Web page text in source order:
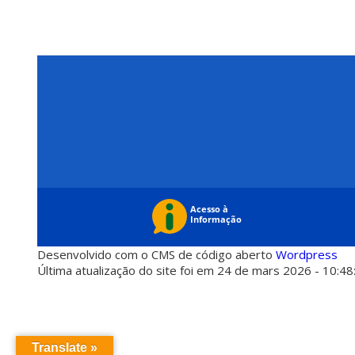
Desenvolvido com o CMS de código aberto Wordpress
Última atualização do site foi em 24 de mars 2026 -
Translate »